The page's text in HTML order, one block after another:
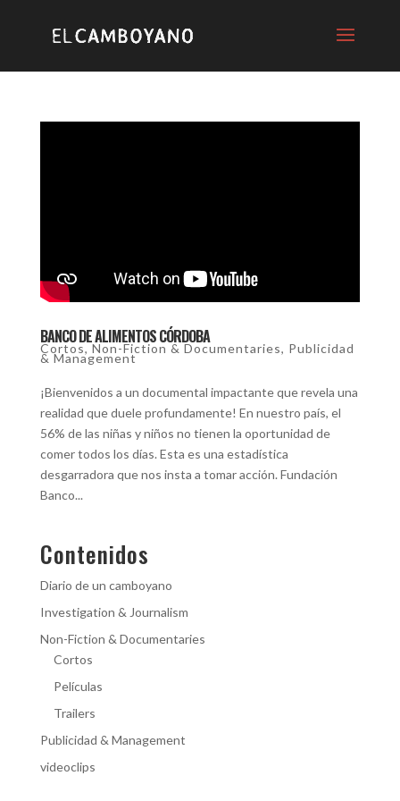
BANCO DE ALIMENTOS CÓRDOBA
Cortos, Non-Fiction & Documentaries, Publicidad
& Management
¡Bienvenidos a un documental impactante que revela una
realidad que duele profundamente! En nuestro país, el
56% de las niñas y niños no tienen la oportunidad de
comer todos los días. Esta es una estadística
desgarradora que nos insta a tomar acción. Fundación
Banco...
Contenidos
Diario de un camboyano
Investigation & Journalism
Non-Fiction & Documentaries
Cortos
Películas
Trailers
Publicidad & Management
videoclips